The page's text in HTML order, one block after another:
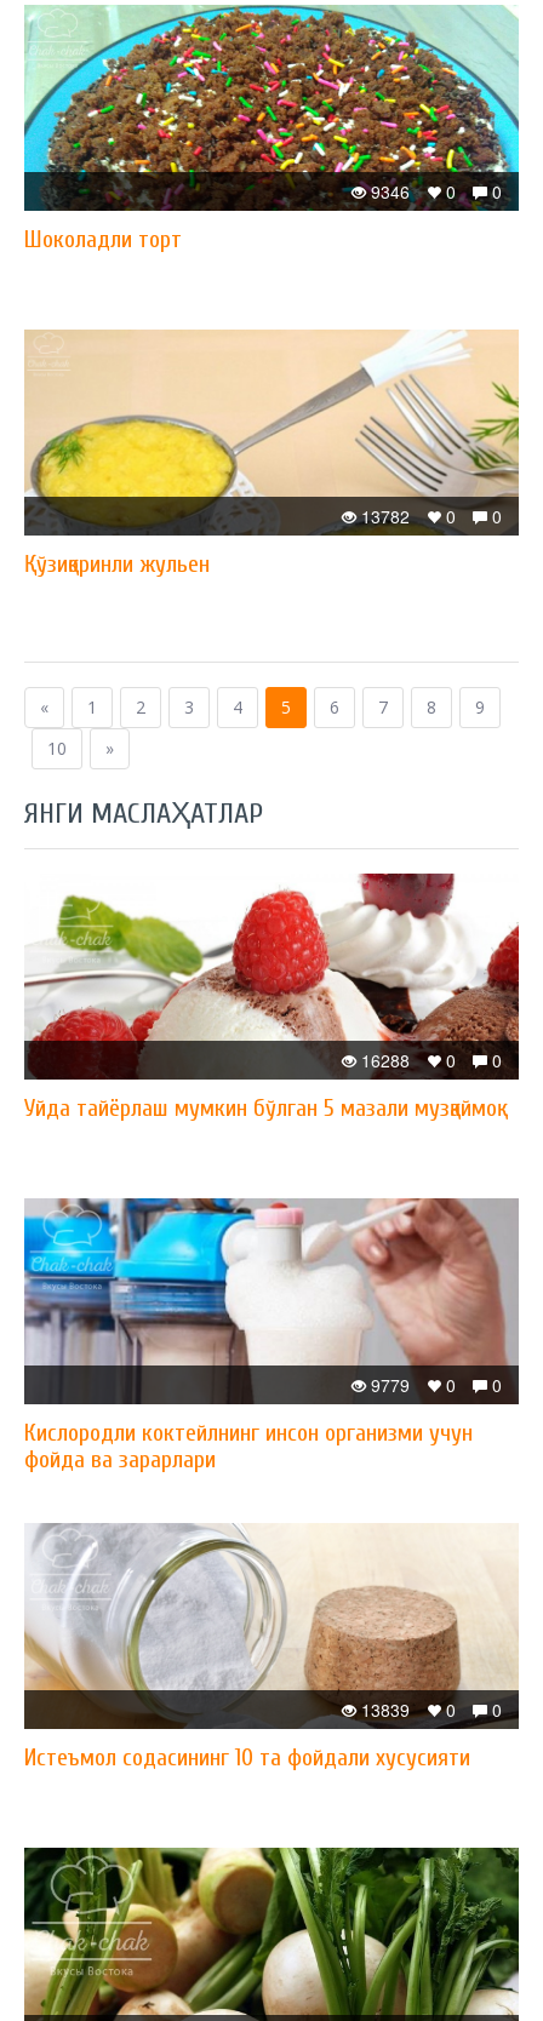
0
0
9346
Шоколадли торт
0
0
13782
Қўзиқоринли жульен
« 1 2 3 4 5 6 7 8
9
10
»
ЯНГИ МАСЛАҲАТЛАР
0
0
16288
Уйда тайёрлаш мумкин бўлган 5 мазали музқаймоқ
0
0
9779
Кислородли коктейлнинг инсон организми учун
фойда ва зарарлари
0
0
13839
Истеъмол содасининг 10 та фойдали хусусияти